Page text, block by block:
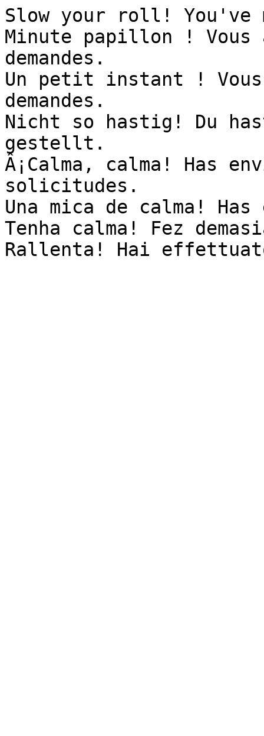
Slow your roll! You've
Minute papillon ! Vous
demandes.
Un petit instant !
demandes.
Nicht so hastig! Du
gestellt.
Â¡Calma, calma! Has
solicitudes.
Una mica de calma!
Tenha calma! Fez
Rallenta! Hai